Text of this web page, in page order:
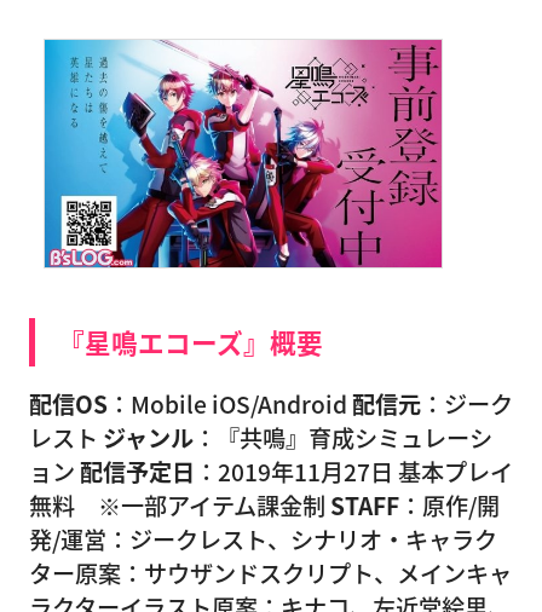
『星鳴エコーズ』概要
配信OS ：Mobile iOS/Android配信元 ：ジーク
レスト ジャンル ：『共鳴』育成シミュレーシ
ョン配信予定日 ：2019年11月27日 基本プレイ
無料 ※一部アイテム課金制 STAFF ：原作/開
発/運営：ジークレスト、シナリオ・キャラク
ター原案：サウザンドスクリプト、メインキャ